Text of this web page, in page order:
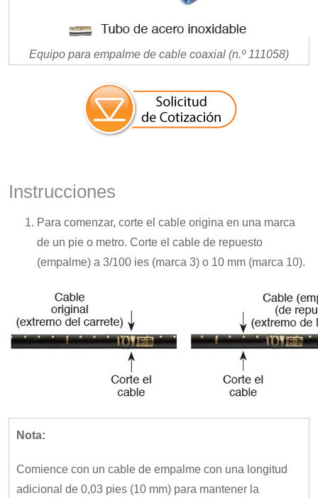
Equipo para empalme de cable coaxial (n.º 111058)
Instrucciones
Para comenzar, corte el cable origina en una marca
de un pie o metro. Corte el cable de repuesto
(empalme) a 3/100 ies (marca 3) o 10 mm (marca 10).
Nota:
Comience con un cable de empalme con una longitud
adicional de 0,03 pies (10 mm) para mantener la